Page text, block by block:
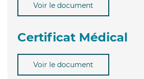
Voir le document
Certificat Médical
Voir le document